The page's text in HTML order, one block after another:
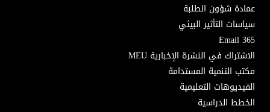
عمادة شؤون الطلبة
سياسات التأثير البيئي
Email 365
الاشتراك في النشرة الإخبارية MEU
مكتب التنمية المستدامة
الفيديوهات التعليمية
الخطط الدراسية